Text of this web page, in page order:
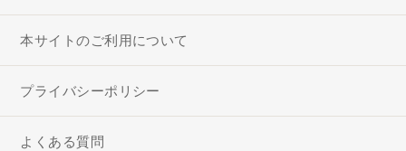
本サイトのご利用について
プライバシーポリシー
よくある質問